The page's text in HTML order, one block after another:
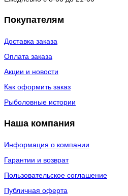
Покупателям
Доставка заказа
Оплата заказа
Акции и новости
Как оформить заказ
Рыболовные истории
Наша компания
Информация о компании
Гарантии и возврат
Пользовательское соглашение
Публичная оферта